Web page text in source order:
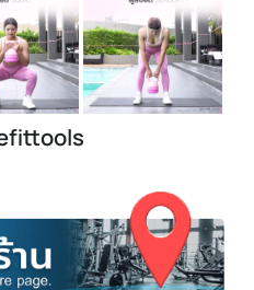
ปรับน้ำหนัก Kettlebell